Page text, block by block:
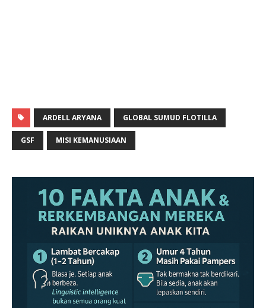
ARDELL ARYANA GLOBAL SUMUD FLOTILLA
GSF MISI KEMANUSIAAN